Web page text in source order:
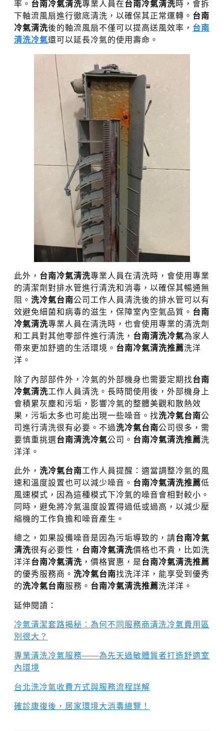
率。 台南冷氣清洗專業人員在台南冷氣清洗時，會拆
下軸流風扇進行徹底清洗，以確保其正常運轉。 台南
冷氣清洗後的軸流風扇不僅可以提高送風效率， 台南
清洗冷氣還可以延長冷氣的使用壽命。
此外， 台南冷氣清洗專業人員在清洗時，會使用專業
的清潔劑對排水管進行清洗和消毒，以確保其暢通無
阻。 洗冷氣台南公司工作人員清洗後的排水管可以有
效避免細菌和病毒的滋生，保障室內空氣品質。 台南
冷氣清洗專業人員在清洗時，也會使用專業的清洗劑
和工具對其他零部件進行清洗， 台南清洗冷氣為家人
帶來更加舒適的生活環境。 台南冷氣清洗推薦洗洋
洋。
除了內部部件外，冷氣的外部機身也需要定期找台南
冷氣清洗工作人員清洗。長時間使用後，外部機身上
會積累灰塵和污垢，影響冷氣的整體美觀和散熱效
果，污垢太多也可能出現一些噪音。找洗冷氣台南公
司進行清洗很有必要。不過洗冷氣台南公司很多，需
要慎重挑選台南清洗冷氣公司。 台南冷氣清洗推薦洗
洋洋。
此外， 洗冷氣台南工作人員提醒：適當調整冷氣的風
速和溫度設置也可以減少噪音。 台南冷氣清洗推薦低
風速模式，因為這種模式下冷氣的噪音會相對較小。
同時，避免將冷氣溫度設置得過低或過高，以減少壓
縮機的工作負擔和噪音產生。
總之，如果設備噪音是因為污垢導致的，請台南冷氣
清洗很有必要性， 台南冷氣清洗價格也不貴，比如洗
洋洋台南冷氣清洗 ，價格實惠，是台南冷氣清洗推薦
的優秀服務商。 洗冷氣台南找洗洋洋，能享受到優秀
的洗冷氣台南服務。 台南冷氣清洗推薦洗洋洋。
延伸閱讀：
冷氣清潔套路揭秘：為何不同服務商清洗冷氣費用區
別很大？
專業清洗冷氣服務——為先天過敏體質者打造舒適室
內環境
台北洗冷氣收費方式與服務流程詳解
確診康復後，居家環境大消毒總覽！